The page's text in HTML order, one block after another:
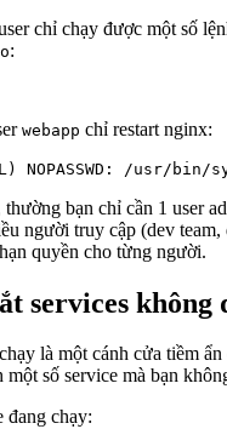
chỉ chạy được một số
:
webapp chỉ restart nginx:
NOPASSWD: /
bạn chỉ cần 1 user
người truy cập (dev
quyền cho từng người.
services không
là một cánh cửa tiềm ẩn
một số service mà bạn
đang chạy: